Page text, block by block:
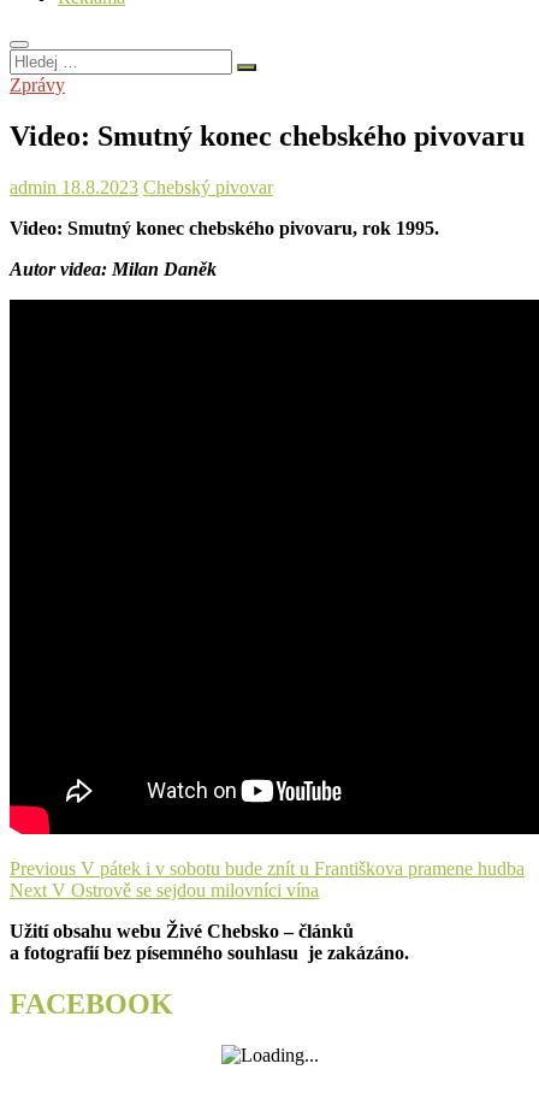
Hledej
…
Zprávy
Video: Smutný konec chebského pivovaru
admin 18.8.2023 Chebský pivovar
Video: Smutný konec chebského pivovaru, rok 1995.
Autor videa: Milan Daněk
Navigace
pro
příspěvek
Previous Previous
post:
V pátek i v sobotu bude znít u Františkova pramene hudba
Next Next
V Ostrově se sejdou milovníci vína
Užití obsahu webu Živé Chebsko – článků
a fotografií bez písemného souhlasu je zakázáno.
FACEBOOK